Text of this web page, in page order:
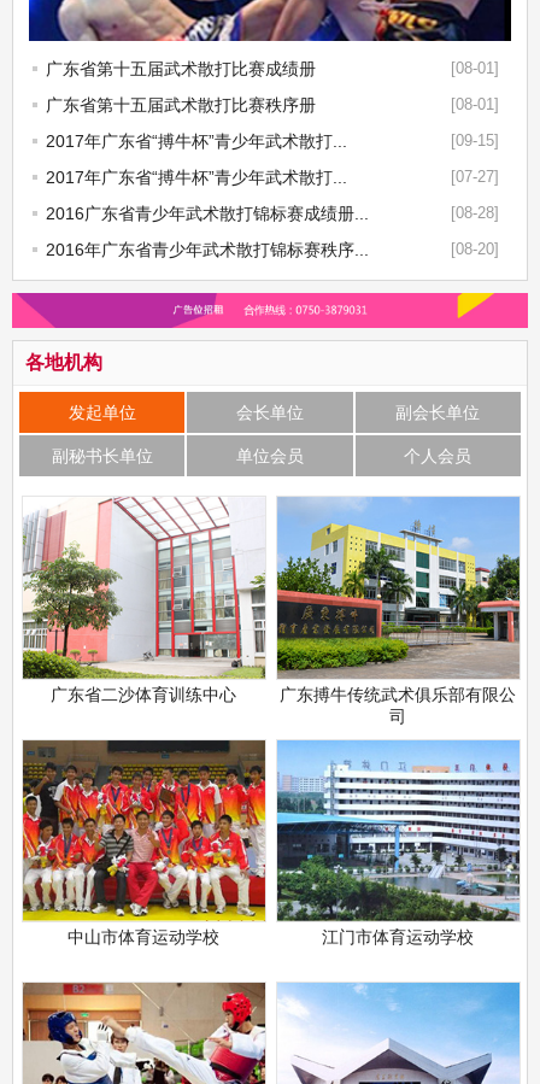
[08-01]
广东省第十五届武术散打比赛成绩册
[08-01]
广东省第十五届武术散打比赛秩序册
[09-15]
2017年广东省“搏牛杯”青少年武术散打...
[07-27]
2017年广东省“搏牛杯”青少年武术散打...
[08-28]
2016广东省青少年武术散打锦标赛成绩册...
[08-20]
2016年广东省青少年武术散打锦标赛秩序...
各地机构
发起单位 会长单位 副会长单位
副秘书长单位 单位会员 个人会员
广东省二沙体育训练中心
广东搏牛传统武术俱乐部有限公
司
中山市体育运动学校 江门市体育运动学校